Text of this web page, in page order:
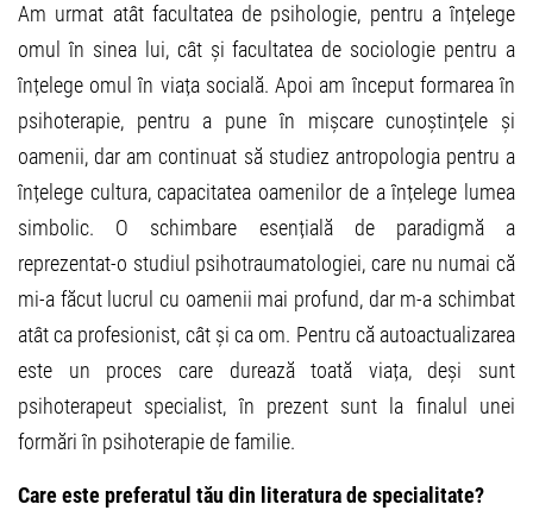
Am urmat atât facultatea de psihologie, pentru a înțelege
omul în sinea lui, cât și facultatea de sociologie pentru a
înțelege omul în viața socială. Apoi am început formarea în
psihoterapie, pentru a pune în mișcare cunoștințele și
oamenii, dar am continuat să studiez antropologia pentru a
înțelege cultura, capacitatea oamenilor de a înțelege lumea
simbolic. O schimbare esențială de paradigmă a
reprezentat-o studiul psihotraumatologiei, care nu numai că
mi-a făcut lucrul cu oamenii mai profund, dar m-a schimbat
atât ca profesionist, cât și ca om. Pentru că autoactualizarea
este un proces care durează toată viața, deși sunt
psihoterapeut specialist, în prezent sunt la finalul unei
formări în psihoterapie de familie.
Care este preferatul tău din literatura de specialitate?